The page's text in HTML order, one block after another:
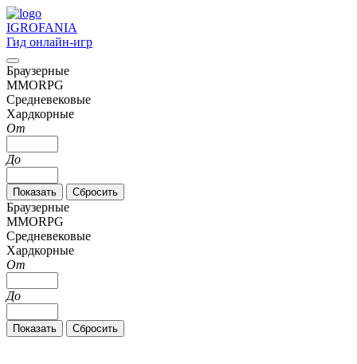
IGROFANIA
Гид онлайн-игр
Браузерные
MMORPG
Средневековые
Хардкорные
От
До
Браузерные
MMORPG
Средневековые
Хардкорные
От
До